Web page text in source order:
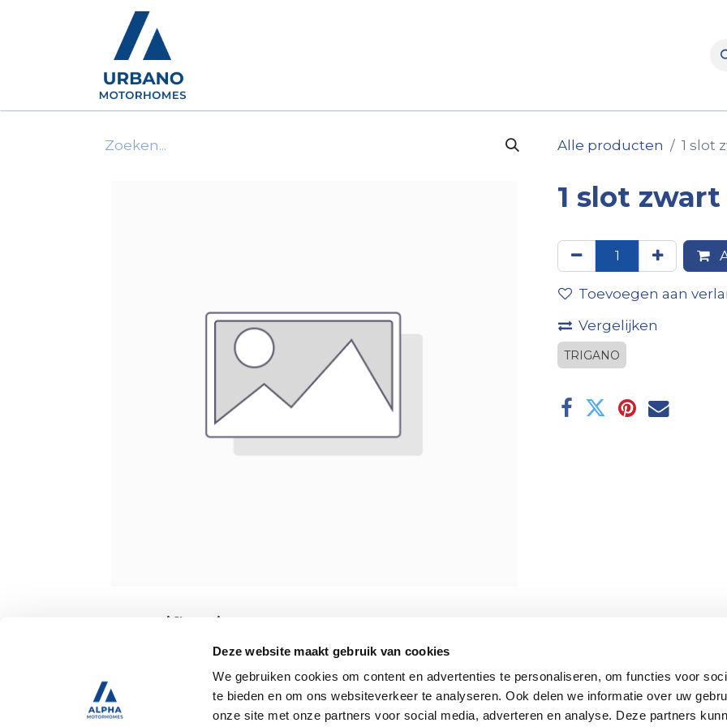
Deze website maakt gebruik van cookies
We gebruiken cookies om content en advertenties te personaliseren, om functies voor
te bieden en om ons websiteverkeer te analyseren. Ook delen we informatie over uw
onze site met onze partners voor social media, adverteren en analyse. Deze partners
Alle producten 1 slot
1 slot
Toevoegen aan
Vergelijken
TRIGANO
Specificaties
Tweedehands